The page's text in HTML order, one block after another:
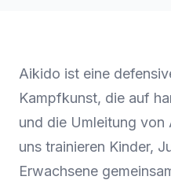
Aikido ist eine
Kampfkunst, die auf
und die Umleitung
uns trainieren Kinder,
Erwachsene